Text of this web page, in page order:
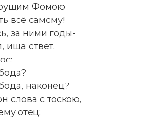
Фомою
всё самому!
за ними годы-
ища ответ.
наконец?
слова с тоскою,
отец: